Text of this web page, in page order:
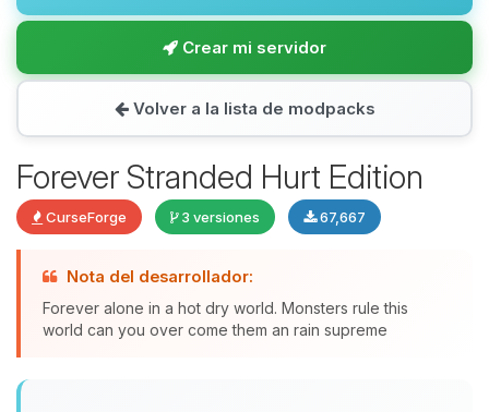
Crear mi servidor
Volver a la lista de modpacks
Forever Stranded Hurt Edition
CurseForge 3 versiones 67,667
Nota del desarrollador:
Forever alone in a hot dry world. Monsters rule this
world can you over come them an rain supreme
Yupi, por fin alguien con quien
hablar! Soy Choupy, tu pequeno